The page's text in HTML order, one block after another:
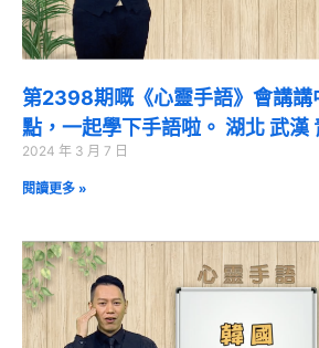
第2398期嘅《心靈手語》會講講
點，一起學下手語啦。 湖北 武漢
2024 年 3 月 7 日
閱讀更多 »